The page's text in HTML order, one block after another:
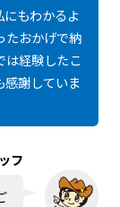
もわかるよ
たおかげで納
は経験したこ
感謝していま
フ